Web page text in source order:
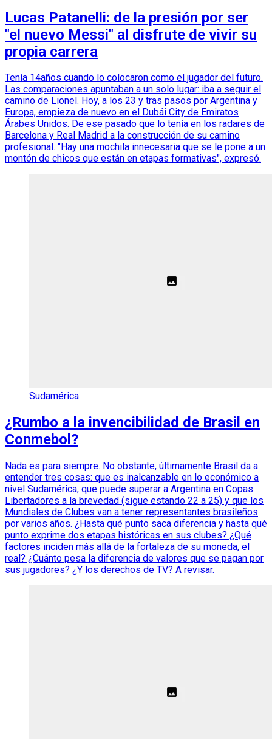
Lucas Patanelli: de la presión por ser
"el nuevo Messi" al disfrute de vivir su
propia carrera
Tenía 14años cuando lo colocaron como el jugador del futuro.
Las comparaciones apuntaban a un solo lugar: iba a seguir el
camino de Lionel. Hoy, a los 23 y tras pasos por Argentina y
Europa, empieza de nuevo en el Dubái City de Emiratos
Árabes Unidos. De ese pasado que lo tenía en los radares de
Barcelona y Real Madrid a la construcción de su camino
profesional. "Hay una mochila innecesaria que se le pone a un
montón de chicos que están en etapas formativas", expresó.
Sudamérica
¿Rumbo a la invencibilidad de Brasil en
Conmebol?
Nada es para siempre. No obstante, últimamente Brasil da a
entender tres cosas: que es inalcanzable en lo económico a
nivel Sudamérica, que puede superar a Argentina en Copas
Libertadores a la brevedad (sigue estando 22 a 25) y que los
Mundiales de Clubes van a tener representantes brasileños
por varios años. ¿Hasta qué punto saca diferencia y hasta qué
punto exprime dos etapas históricas en sus clubes? ¿Qué
factores inciden más allá de la fortaleza de su moneda, el
real? ¿Cuánto pesa la diferencia de valores que se pagan por
sus jugadores? ¿Y los derechos de TV? A revisar.